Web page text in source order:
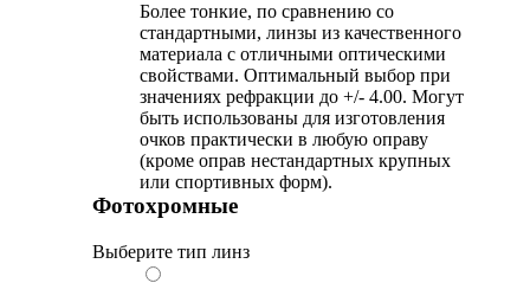
Более тонкие, по сравнению со
стандартными, линзы из качественного
материала с отличными оптическими
свойствами. Оптимальный выбор при
значениях рефракции до +/- 4.00. Могут
быть использованы для изготовления
очков практически в любую оправу
(кроме оправ нестандартных крупных
или спортивных форм).
Фотохромные
Выберите тип линз